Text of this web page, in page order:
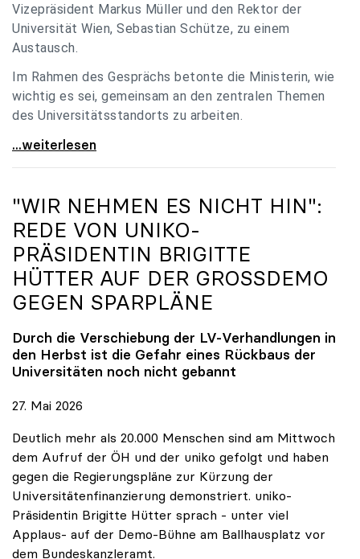
Vizepräsident Markus Müller und den Rektor der
Universität Wien, Sebastian Schütze, zu einem
Austausch.
Im Rahmen des Gesprächs betonte die Ministerin, wie
wichtig es sei, gemeinsam an den zentralen Themen
des Universitätsstandorts zu arbeiten.
Holzleitner empfing uniko-Spitze zum Austausch
...weiterlesen
"WIR NEHMEN ES NICHT HIN":
REDE VON UNIKO-
PRÄSIDENTIN BRIGITTE
HÜTTER AUF DER GROSSDEMO G
EGEN SPARPLÄNE
Durch die Verschiebung der LV-Verhandlungen in
den Herbst ist die Gefahr eines Rückbaus der
Universitäten noch nicht gebannt
27. Mai 2026
Deutlich mehr als 20.000 Menschen sind am Mittwoch
dem Aufruf der ÖH und der uniko gefolgt und haben
gegen die Regierungspläne zur Kürzung der
Universitätenfinanzierung demonstriert. uniko-
Präsidentin Brigitte Hütter sprach - unter viel
Applaus- auf der Demo-Bühne am Ballhausplatz vor
dem Bundeskanzleramt.